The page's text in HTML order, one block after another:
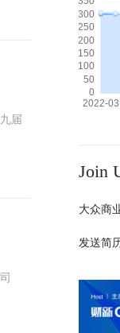
Join
大众商
发送简